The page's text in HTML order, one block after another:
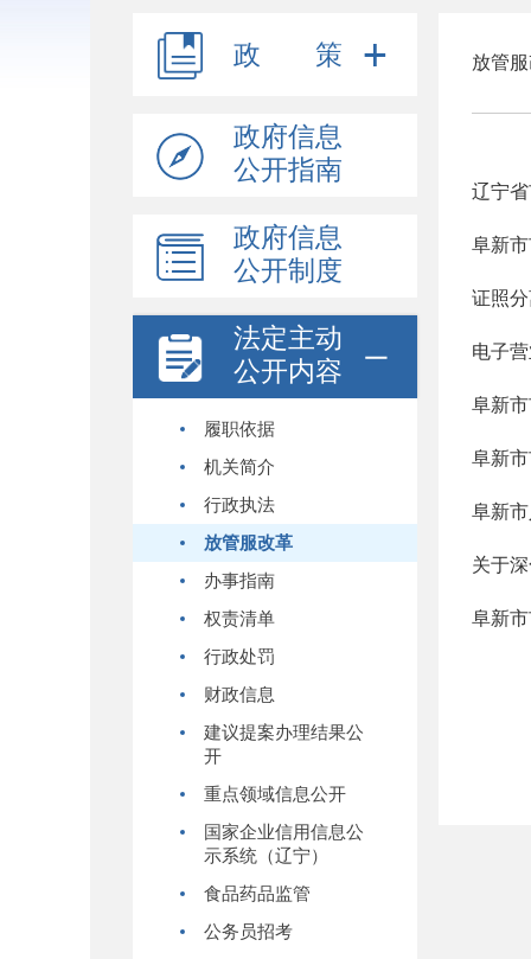
政 策
政府信息
公开指南
政府信息
公开制度
法定主动
公开内容
履职依据
机关简介
行政执法
放管服改革
办事指南
权责清单
行政处罚
财政信息
建议提案办理结果公
开
重点领域信息公开
国家企业信用信息公
示系统（辽宁）
食品药品监管
公务员招考
放管
辽宁
阜新
证照
电子
阜新
阜新
阜新
关于
阜新